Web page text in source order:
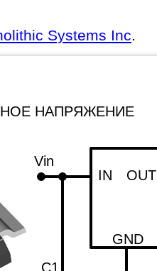
Systems Inc.
Vin
IN OUT
GND
C1
НАПРЯЖЕНИЕ